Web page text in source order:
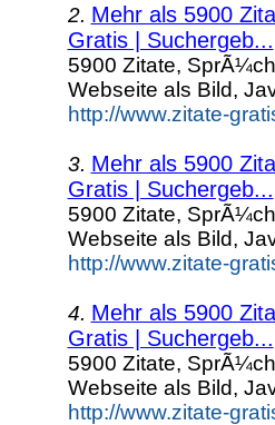
2. Mehr als 5900
Gratis | Suchergeb...
5900 Zitate,
Webseite als Bild,
http://www.zitate-
3. Mehr als 5900
Gratis | Suchergeb...
5900 Zitate,
Webseite als Bild,
http://www.zitate-
4. Mehr als 5900
Gratis | Suchergeb...
5900 Zitate,
Webseite als Bild,
http://www.zitate-